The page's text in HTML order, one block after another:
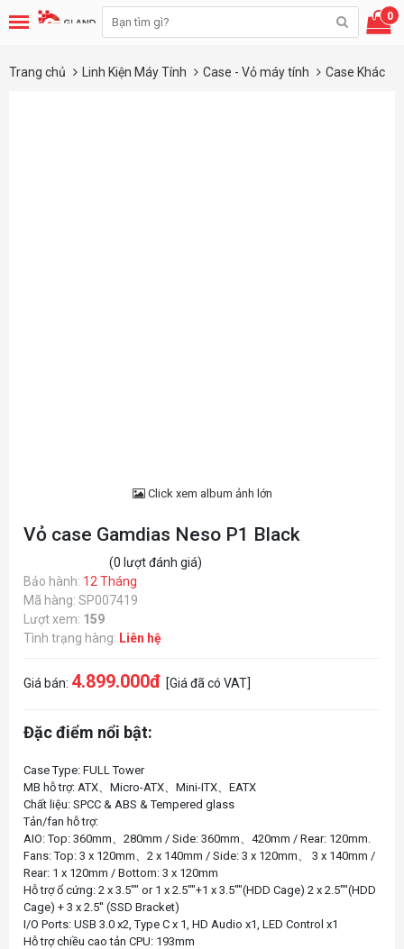
0
Trang chủ Linh Kiện Máy Tính Case - Vỏ máy tính Case Khác
Click xem album ảnh lớn
Vỏ case Gamdias Neso P1 Black
(0 lượt đánh giá)
Bảo hành: 12 Tháng
Mã hàng: SP007419
Lượt xem: 159
Tình trạng hàng: Liên hệ
Giá bán: 4.899.000đ [Giá đã có VAT]
Đặc điểm nổi bật:
Case Type: FULL Tower
MB hỗ trợ: ATX、Micro-ATX、Mini-ITX、EATX
Chất liệu: SPCC & ABS & Tempered glass
Tản/fan hỗ trợ:
AIO: Top: 360mm、280mm / Side: 360mm、420mm / Rear: 120mm.
Fans: Top: 3 x 120mm、2 x 140mm / Side: 3 x 120mm、 3 x 140mm /
Rear: 1 x 120mm / Bottom: 3 x 120mm
Hỗ trợ ổ cứng: 2 x 3.5"" or 1 x 2.5""+1 x 3.5""(HDD Cage) 2 x 2.5""(HDD
Cage) + 3 x 2.5'' (SSD Bracket)
I/O Ports: USB 3.0 x2, Type C x 1, HD Audio x1, LED Control x1
Hỗ trợ chiều cao tản CPU: 193mm